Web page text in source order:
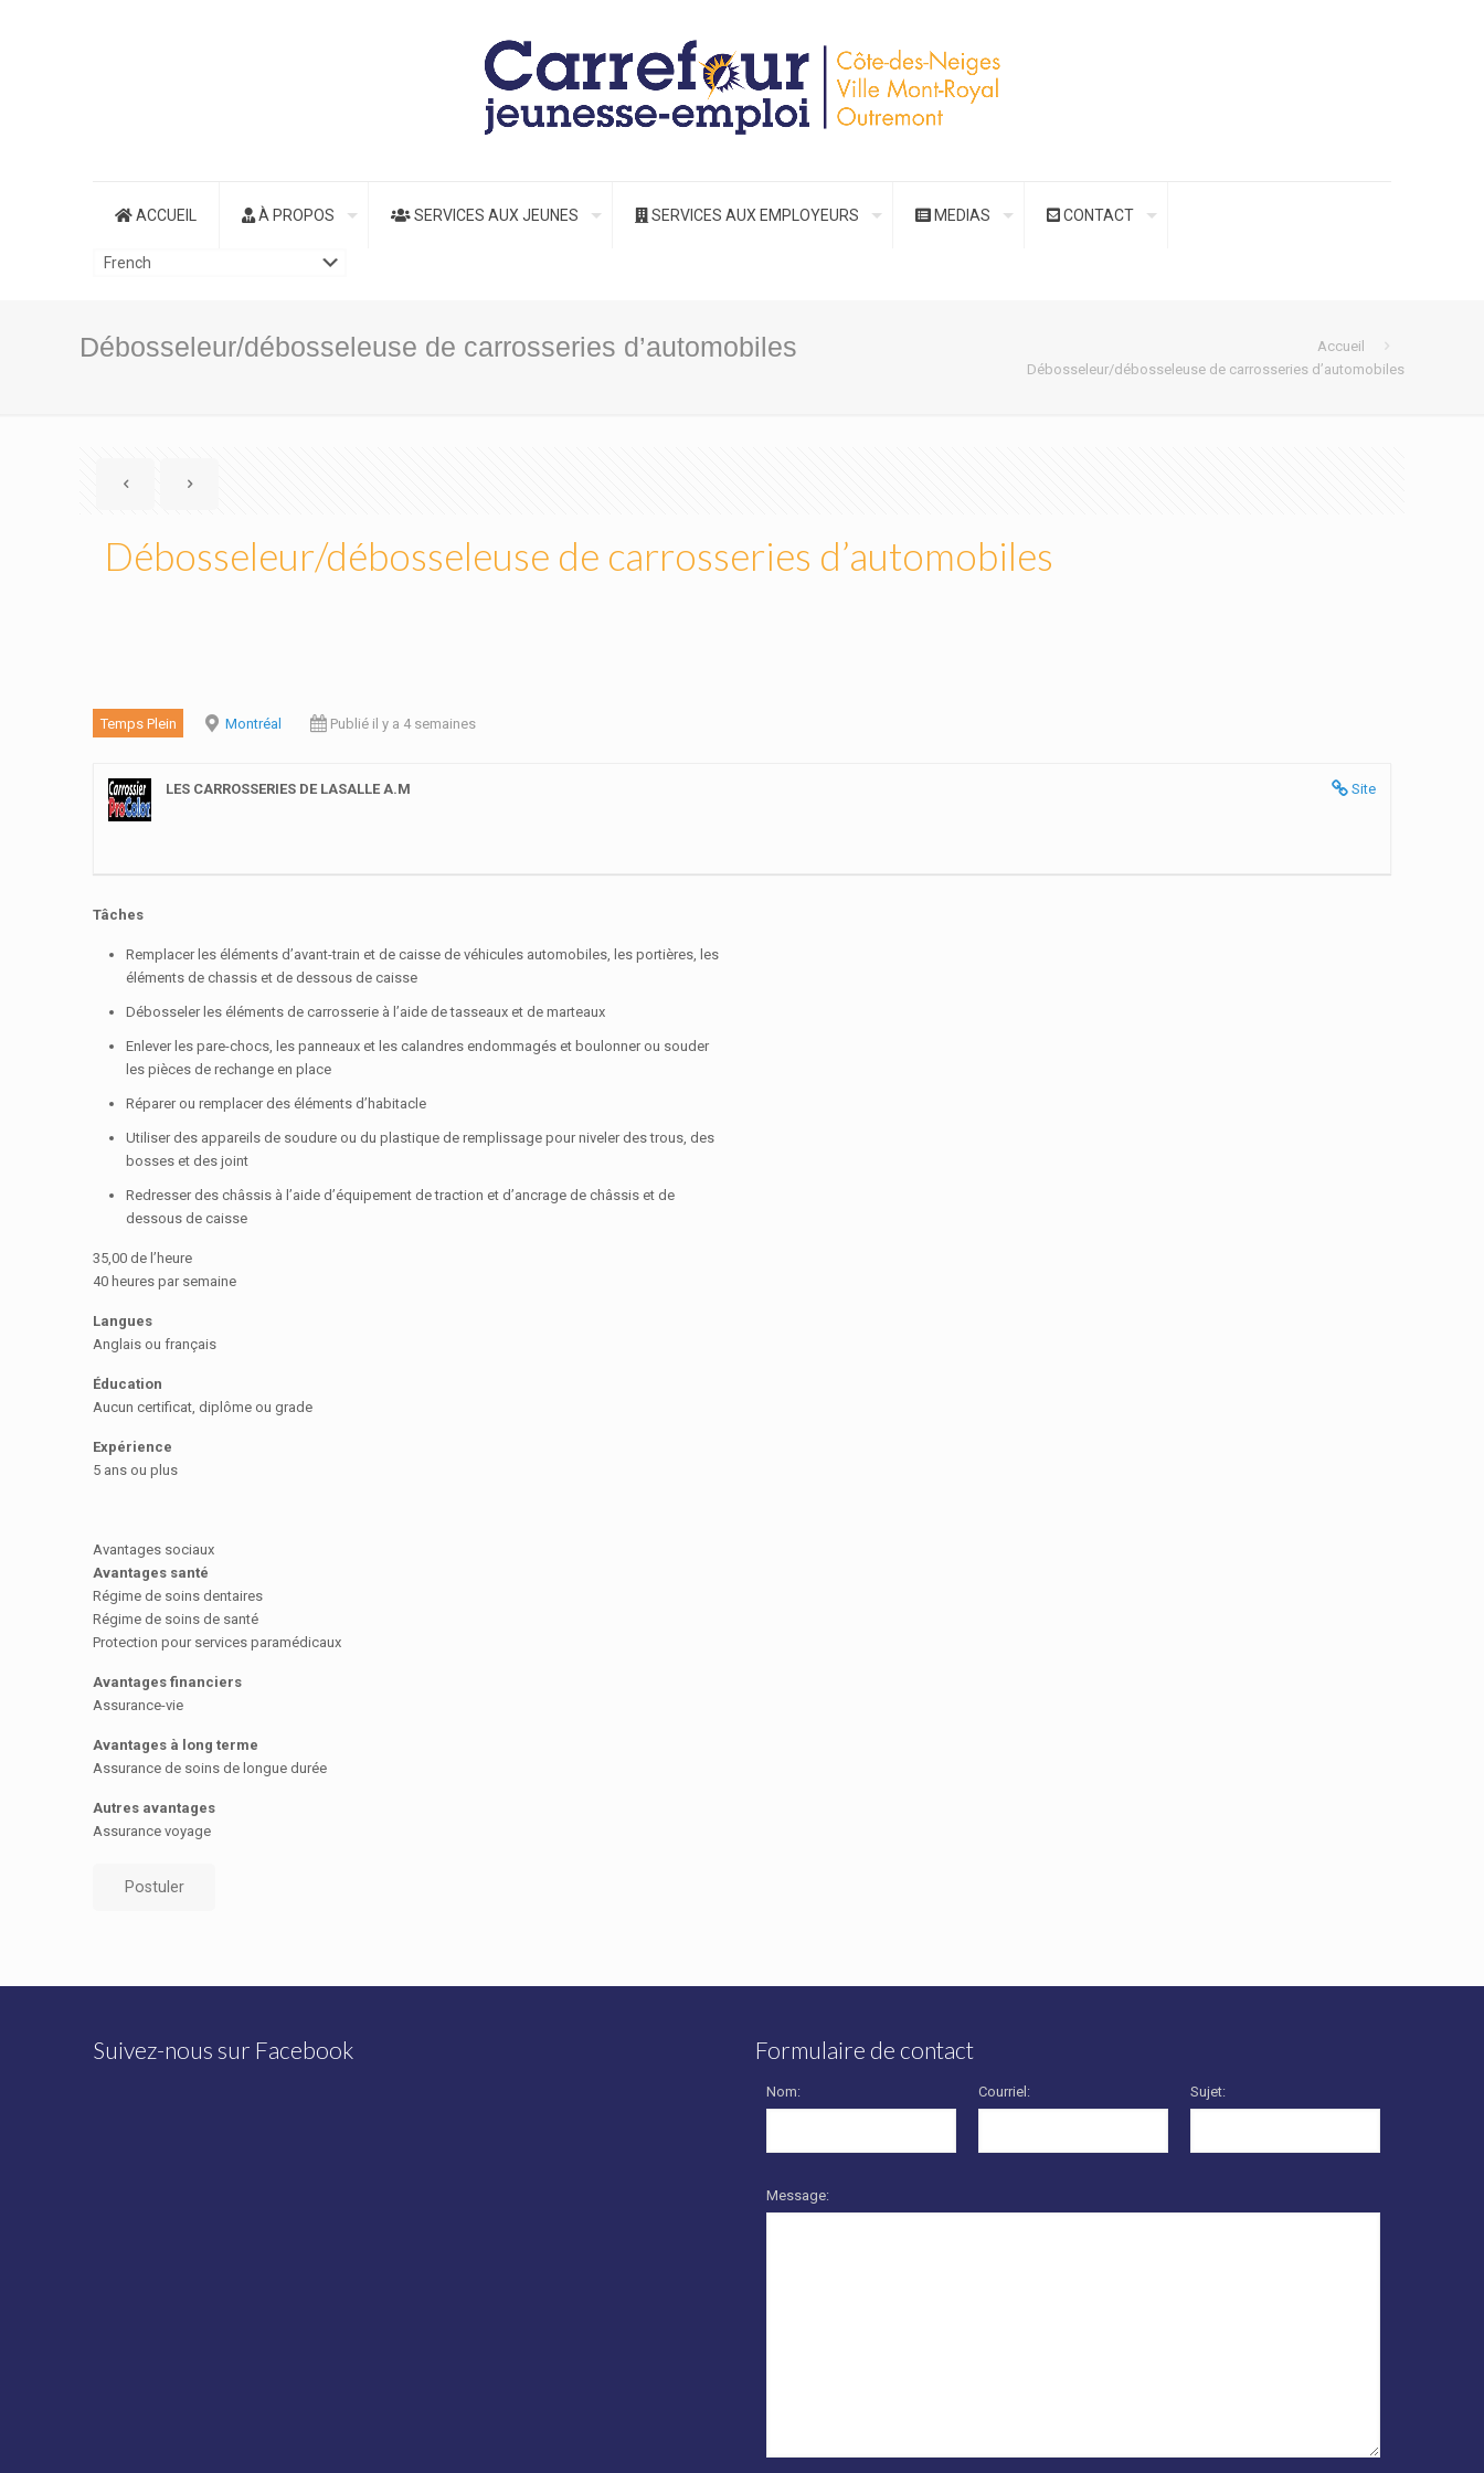
ACCUEIL À PROPOS SERVICES AUX JEUNES SERVICES AUX EMPLOYEURS MEDIAS CONTACT
Débosseleur/débosseleuse de carrosseries d’automobiles
Accueil
Débosseleur/débosseleuse de carrosseries d’automobiles
Débosseleur/débosseleuse de carrosseries d’automobiles
Temps Plein Montréal Publié il y a 4 semaines
Site
LES CARROSSERIES DE LASALLE A.M
Tâches
Remplacer les éléments d’avant-train et de caisse de véhicules automobiles, les portières, les
éléments de chassis et de dessous de caisse
Débosseler les éléments de carrosserie à l’aide de tasseaux et de marteaux
Enlever les pare-chocs, les panneaux et les calandres endommagés et boulonner ou souder
les pièces de rechange en place
Réparer ou remplacer des éléments d’habitacle
Utiliser des appareils de soudure ou du plastique de remplissage pour niveler des trous, des
bosses et des joint
Redresser des châssis à l’aide d’équipement de traction et d’ancrage de châssis et de
dessous de caisse
35,00 de l’heure
40 heures par semaine
Langues
Anglais ou français
Éducation
Aucun certificat, diplôme ou grade
Expérience
5 ans ou plus
Avantages sociaux
Avantages santé
Régime de soins dentaires
Régime de soins de santé
Protection pour services paramédicaux
Avantages financiers
Assurance-vie
Avantages à long terme
Assurance de soins de longue durée
Autres avantages
Assurance voyage
Suivez-nous sur Facebook Formulaire de contact
Nom: Courriel: Sujet:
Message: